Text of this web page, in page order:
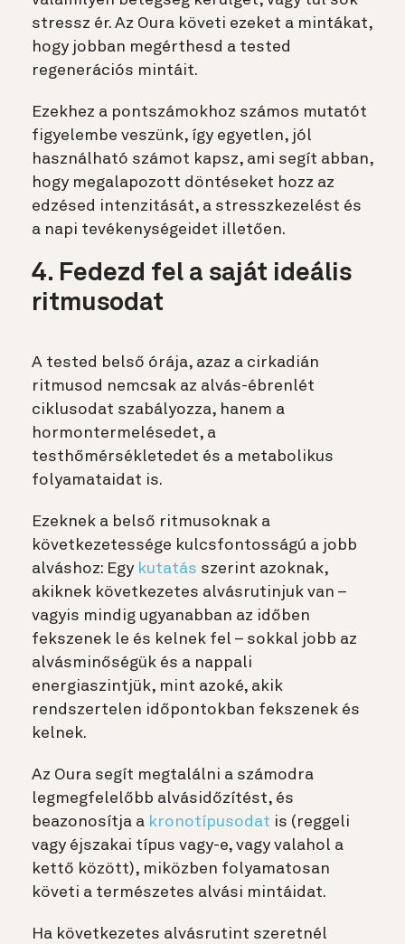
stressz ér. Az Oura követi ezeket a mintákat,
hogy jobban megérthesd a tested
regenerációs mintáit.
Ezekhez a pontszámokhoz számos mutatót
figyelembe veszünk, így egyetlen, jól
használható számot kapsz, ami segít abban,
hogy megalapozott döntéseket hozz az
edzésed intenzitását, a stresszkezelést és
a napi tevékenységeidet illetően.
4. Fedezd fel a saját ideális
ritmusodat
A tested belső órája, azaz a cirkadián
ritmusod nemcsak az alvás-ébrenlét
ciklusodat szabályozza, hanem a
hormontermelésedet, a
testhőmérsékletedet és a metabolikus
folyamataidat is.
Ezeknek a belső ritmusoknak a
következetessége kulcsfontosságú a jobb
alváshoz: Egy kutatás szerint azoknak,
akiknek következetes alvásrutinjuk van –
vagyis mindig ugyanabban az időben
fekszenek le és kelnek fel – sokkal jobb az
alvásminőségük és a nappali
energiaszintjük, mint azoké, akik
rendszertelen időpontokban fekszenek és
kelnek.
Az Oura segít megtalálni a számodra
legmegfelelőbb alvásidőzítést, és
beazonosítja a kronotípusodat is (reggeli
vagy éjszakai típus vagy-e, vagy valahol a
kettő között), miközben folyamatosan
követi a természetes alvási mintáidat.
Ha következetes alvásrutint szeretnél